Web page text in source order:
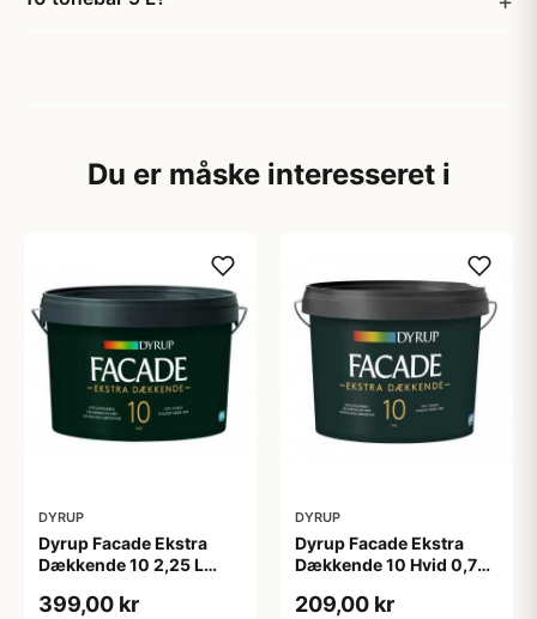
Du er måske interesseret i
DYRUP
Dyrup Facade Ekstra
Dækkende 10 2,25 L
399,00 kr
DYRUP
Dyrup Facade Ekstra
Dækkende 10 Hvid 0,75
209,00 kr